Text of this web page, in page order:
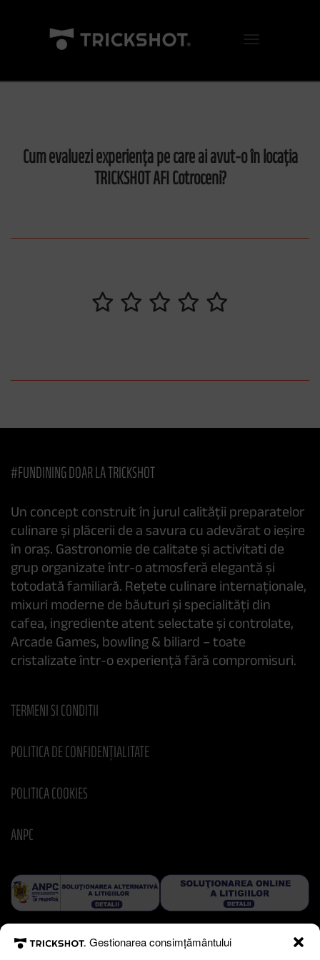
Gestionarea consimțământului
Cum evaluezi experiența pe care ai avut-o în locația
TRICKSHOT AFI Cotroceni?
#FUNDINING DOAR LA TRICKSHOT
Un concept construit în jurul calității preparatelor
culinare și plăcerii de a savura cu adevărat o ieșire
în oraș. Gastronomie de calitate și activitati de
grup organizate într-o atmosferă elegantă și
totodată familiară. Rețete culinare internaționale,
mixuri moderne de băuturi și specialități din
cafea, ingrediente atent selectate și controlate,
Arcade Games, bowling & biliard – toate
cristalizate într-o experiență fără compromisuri.
TERMENI SI CONDITII
POLITICA DE CONFIDENȚIALITATE
POLITICA COOKIES
ANPC